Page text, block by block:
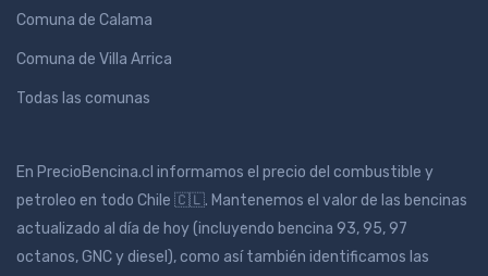
Comuna de Calama
Comuna de Villa Arrica
Todas las comunas
En PrecioBencina.cl informamos el precio del combustible y
petroleo en todo Chile 🇨🇱. Mantenemos el valor de las bencinas
actualizado al día de hoy (incluyendo bencina 93, 95, 97
octanos, GNC y diesel), como así también identificamos las